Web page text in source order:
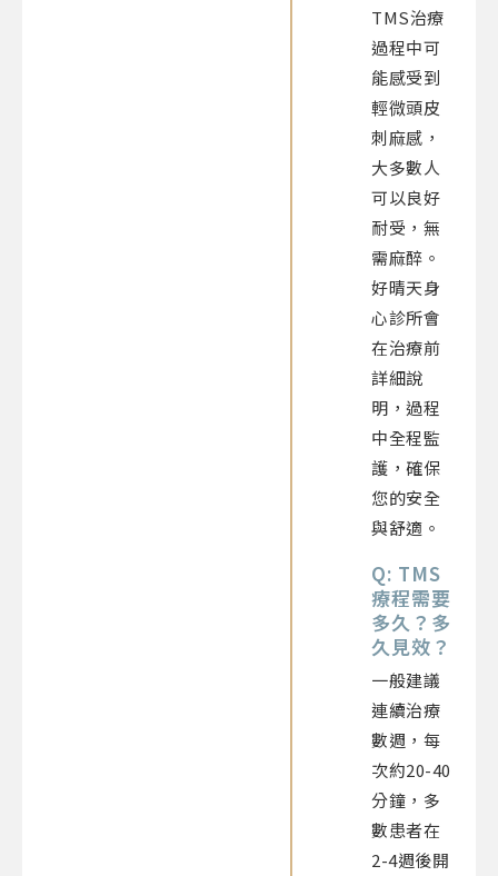
TMS治療
過程中可
能感受到
輕微頭皮
刺麻感，
大多數人
可以良好
耐受，無
需麻醉。
好晴天身
心診所會
在治療前
詳細說
明，過程
中全程監
護，確保
您的安全
與舒適。
Q: TMS
療程需要
多久？多
久見效？
一般建議
連續治療
數週，每
次約20-40
分鐘，多
數患者在
2-4週後開